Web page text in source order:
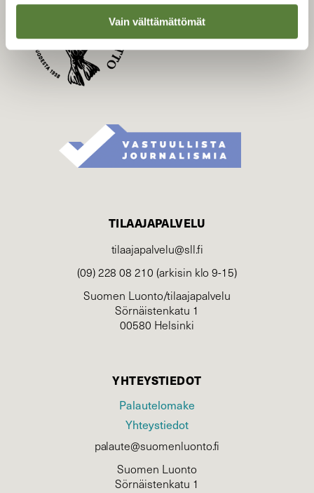
Vain välttämättömät
Suomen Luonto -lehden
kustantaja on
luonnonsuojelu­liitto.
TILAAJAPALVELU
tilaajapalvelu@sll.fi
(09) 228 08 210 (arkisin klo 9-15)
Suomen Luonto/tilaajapalvelu
Sörnäistenkatu 1
00580 Helsinki
YHTEYSTIEDOT
Palautelomake
Yhteystiedot
palaute@suomenluonto.fi
Suomen Luonto
Sörnäistenkatu 1